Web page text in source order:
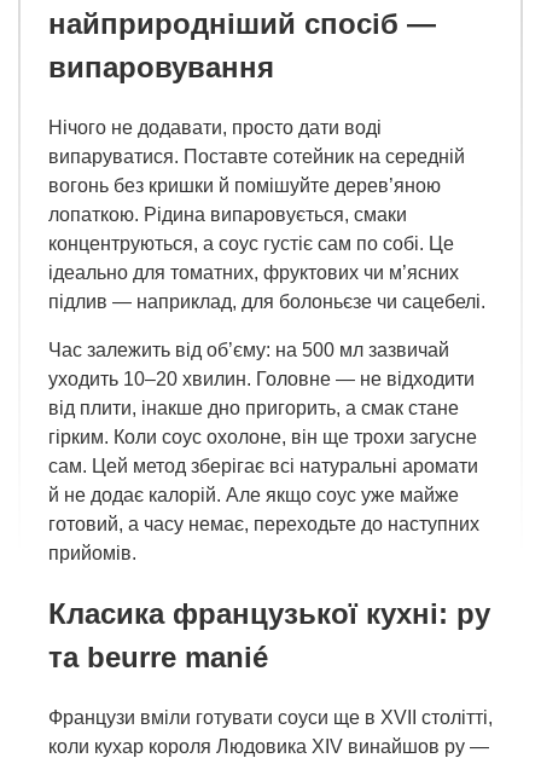
найприродніший спосіб —
випаровування
Нічого не додавати, просто дати воді
випаруватися. Поставте сотейник на середній
вогонь без кришки й помішуйте дерев’яною
лопаткою. Рідина випаровується, смаки
концентруються, а соус густіє сам по собі. Це
ідеально для томатних, фруктових чи м’ясних
підлив — наприклад, для болоньєзе чи сацебелі.
Час залежить від об’єму: на 500 мл зазвичай
уходить 10–20 хвилин. Головне — не відходити
від плити, інакше дно пригорить, а смак стане
гірким. Коли соус охолоне, він ще трохи загусне
сам. Цей метод зберігає всі натуральні аромати
й не додає калорій. Але якщо соус уже майже
готовий, а часу немає, переходьте до наступних
прийомів.
Класика французької кухні: ру
та beurre manié
Французи вміли готувати соуси ще в XVII столітті,
коли кухар короля Людовика XIV винайшов ру —